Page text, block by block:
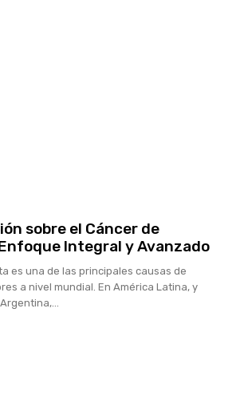
sobre el Cáncer de
Integral y Avanzado
es una de las principales causas de
a nivel mundial. En América Latina, y